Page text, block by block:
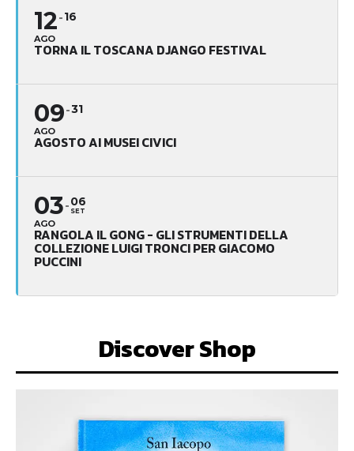
12
AGO
16
TORNA IL TOSCANA DJANGO FESTIVAL
09
AGO
31
AGOSTO AI MUSEI CIVICI
03
AGO
06
SET
RANGOLA IL GONG - GLI STRUMENTI DELLA
COLLEZIONE LUIGI TRONCI PER GIACOMO
PUCCINI
Discover Shop